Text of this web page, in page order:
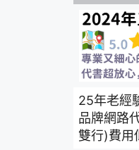
25年老經
品牌網路
雙行)費用